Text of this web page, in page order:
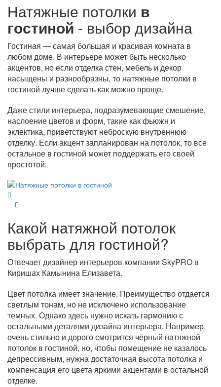
Натяжные потолки в
гостиной - выбор дизайна
Гостиная — самая большая и красивая комната в
любом доме. В интерьере может быть несколько
акцентов, но если отделка стен, мебель и декор
насыщены и разнообразны, то натяжные потолки в
гостиной лучше сделать как можно проще.
Даже стили интерьера, подразумевающие смешение,
наслоение цветов и форм, такие как фьюжн и
эклектика, приветствуют неброскую внутреннюю
отделку. Если акцент запланирован на потолок, то все
остальное в гостиной может поддержать его своей
простотой.
Какой натяжной потолок
выбрать для гостиной?
Отвечает дизайнер интерьеров компании SkyPRO в
Киришах Камынина Елизавета.
Цвет потолка имеет значение. Преимущество отдается
светлым тонам, но не исключено использование
темных. Однако здесь нужно искать гармонию с
остальными деталями дизайна интерьера. Например,
очень стильно и дорого смотрится чёрный натяжной
потолок в гостиной, но, чтобы помещение не казалось
депрессивным, нужна достаточная высота потолка и
компенсация его цвета яркими акцентами в остальной
отделке.